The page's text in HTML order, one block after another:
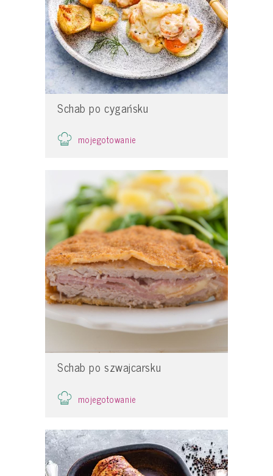
Schab po cygańsku
mojegotowanie
Schab po szwajcarsku
mojegotowanie